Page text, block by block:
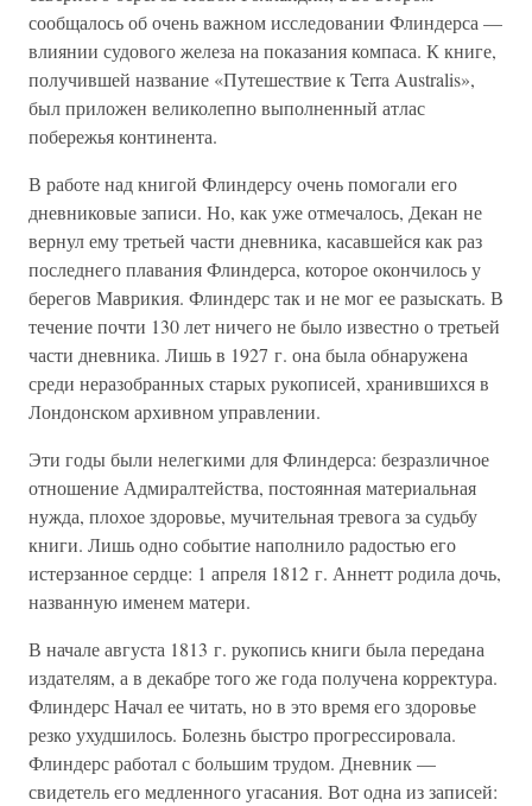
сообщалось об очень важном исследовании Флиндерса —
влиянии судового железа на показания компаса. К книге,
получившей название «Путешествие к Terra Australis»,
был приложен великолепно выполненный атлас
побережья континента.
В работе над книгой Флиндерсу очень помогали его
дневниковые записи. Но, как уже отмечалось, Декан не
вернул ему третьей части дневника, касавшейся как раз
последнего плавания Флиндерса, которое окончилось у
берегов Маврикия. Флиндерс так и не мог ее разыскать. В
течение почти 130 лет ничего не было известно о третьей
части дневника. Лишь в 1927 г. она была обнаружена
среди неразобранных старых рукописей, хранившихся в
Лондонском архивном управлении.
Эти годы были нелегкими для Флиндерса: безразличное
отношение Адмиралтейства, постоянная материальная
нужда, плохое здоровье, мучительная тревога за судьбу
книги. Лишь одно событие наполнило радостью его
истерзанное сердце: 1 апреля 1812 г. Аннетт родила дочь,
названную именем матери.
В начале августа 1813 г. рукопись книги была передана
издателям, а в декабре того же года получена корректура.
Флиндерс Начал ее читать, но в это время его здоровье
резко ухудшилось. Болезнь быстро прогрессировала.
Флиндерс работал с большим трудом. Дневник —
свидетель его медленного угасания. Вот одна из записей: